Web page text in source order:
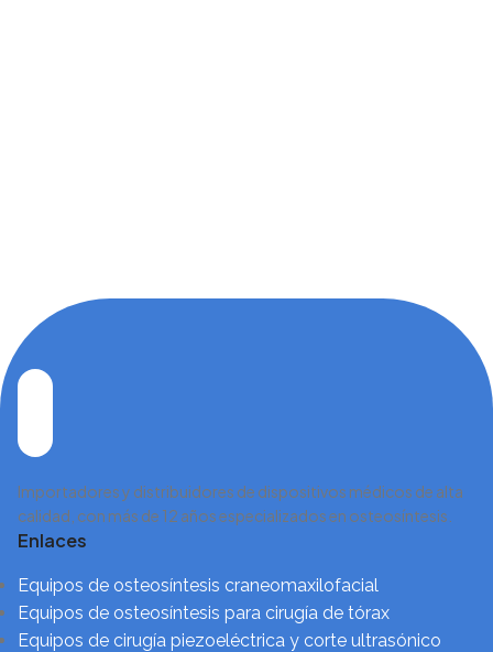
Importadores y distribuidores de dispositivos médicos de alta
calidad, con más de 12 años especializados en osteosíntesis.
Enlaces
Equipos de osteosíntesis craneomaxilofacial
Equipos de osteosíntesis para cirugía de tórax
Equipos de cirugía piezoeléctrica y corte ultrasónico